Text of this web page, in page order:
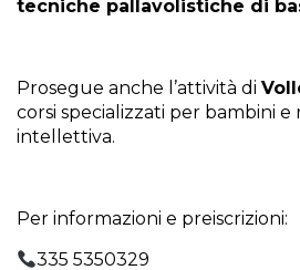
tecniche pallavolistiche di
Prosegue anche l’attività di
corsi specializzati per bambini e
intellettiva.
Per informazioni e preiscrizioni:
335 5350329